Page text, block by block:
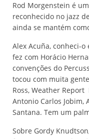
Rod Morgenstein é
reconhecido no jazz
ainda se mantém
Alex Acuña, conheci-
fez com Horácio
convenções do
tocou com muita
Ross, Weather Report
Antonio Carlos Jobim,
Santana. Tem um
Sobre Gordy